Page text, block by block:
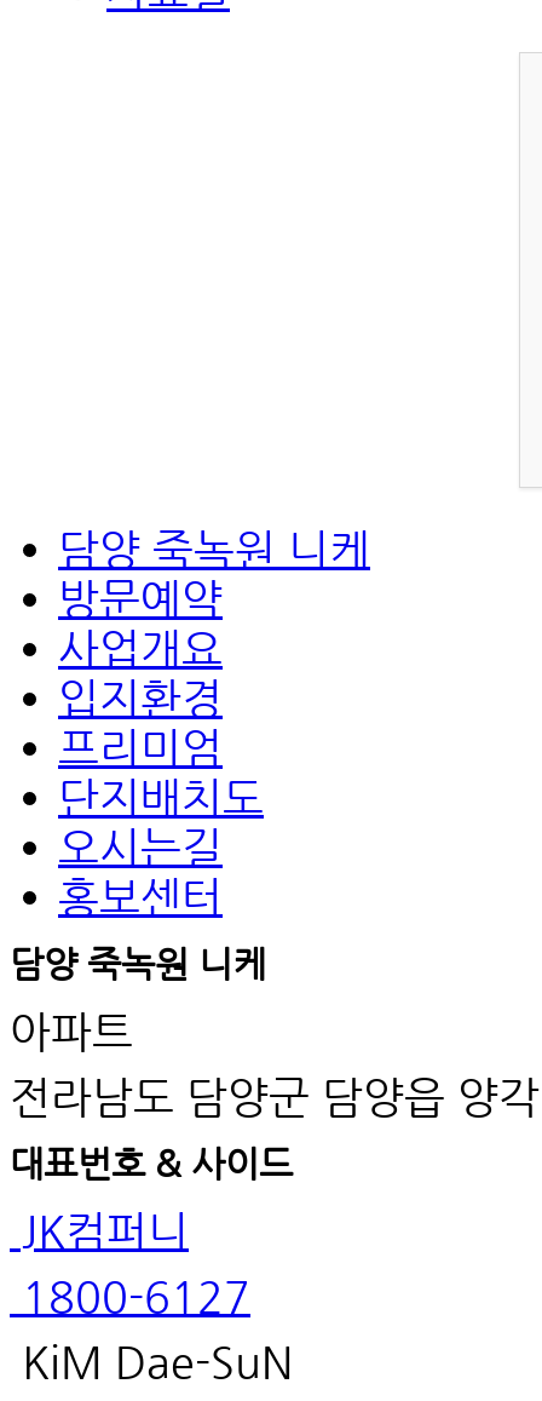
담양 죽녹원 니케
방문예약
사업개요
입지환경
프리미엄
단지배치도
오시는길
홍보센터
담양 죽녹원 니케
아파트
전라남도 담양군 담양읍 양
대표번호 & 사이드
JK컴퍼니
1800-6127
KiM Dae-SuN